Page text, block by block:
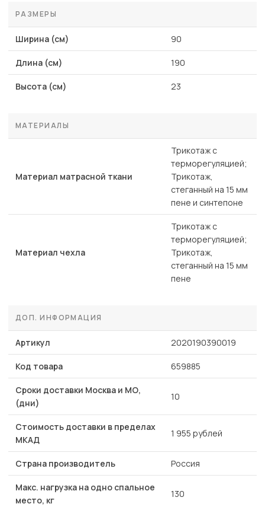
РАЗМЕРЫ
Ширина (см) 90
Длина (см) 190
Высота (см) 23
МАТЕРИАЛЫ
Материал матрасной ткани
Трикотаж с
терморегуляцией;
Трикотаж,
стеганный на 15 мм
пене и синтепоне
Материал чехла
Трикотаж с
терморегуляцией;
Трикотаж,
стеганный на 15 мм
пене
ДОП. ИНФОРМАЦИЯ
Артикул 2020190390019
Код товара 659885
Сроки доставки Москва и МО,
(дни)
10
Стоимость доставки в пределах
МКАД
1 955 рублей
Страна производитель Россия
Макс. нагрузка на одно спальное
место, кг
130